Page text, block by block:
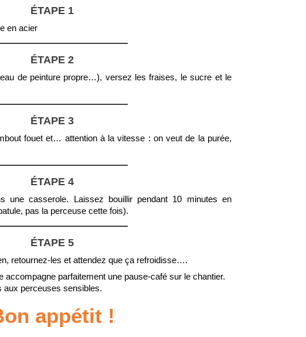
ÉTAPE 1
en acier
ÉTAPE 2
de peinture propre…), versez les fraises, le sucre et le
ÉTAPE 3
fouet et… attention à la vitesse : on veut de la purée,
ÉTAPE 4
une casserole. Laissez bouillir pendant 10 minutes en
pas la perceuse cette fois).
ÉTAPE 5
retournez-les et attendez que ça refroidisse….
accompagne parfaitement une pause-café sur le chantier.
aux perceuses sensibles.
appétit !